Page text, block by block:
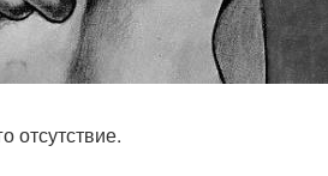
отсутствие.